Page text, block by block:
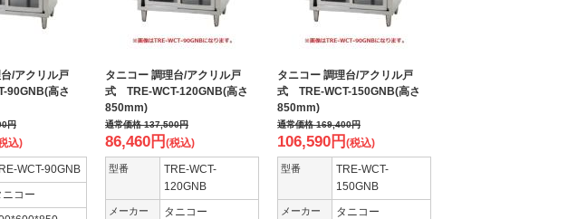
/アクリル戸
90GNB(高さ
円
込)
WCT-90GNB
ニコー
タニコー 調理台/アクリル戸
式 TRE-WCT-120GNB(高さ
850mm)
通常価格137,500円
86,460円 (税込)
型番
TRE-WCT-
120GNB
メーカー タニコー
タニコー 調理台/アクリル戸
式 TRE-WCT-150GNB(高さ
850mm)
通常価格169,400円
106,590円 (税込)
型番
TRE-WCT-
150GNB
メーカー タニコー